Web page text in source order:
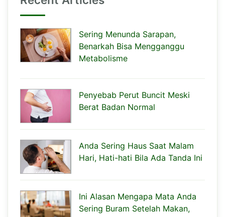
Sering Menunda Sarapan,
Benarkah Bisa Mengganggu
Metabolisme
Penyebab Perut Buncit Meski
Berat Badan Normal
Anda Sering Haus Saat Malam
Hari, Hati-hati Bila Ada Tanda Ini
Ini Alasan Mengapa Mata Anda
Sering Buram Setelah Makan,